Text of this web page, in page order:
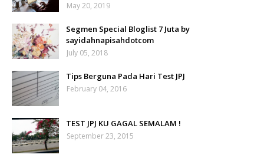
May 20, 2019
Segmen Special Bloglist 7 Juta by
sayidahnapisahdotcom
July 05, 2018
Tips Berguna Pada Hari Test JPJ
February 04, 2016
TEST JPJ KU GAGAL SEMALAM !
September 23, 2015